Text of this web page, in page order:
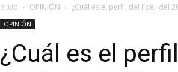
Inicio OPINIÓN ¿Cuál es el perfil del líder del
OPINIÓN
¿Cuál es el